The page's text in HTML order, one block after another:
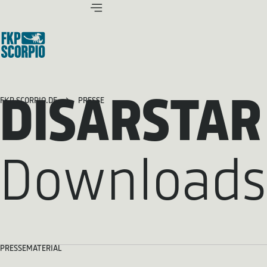
FKP SCORPIO.DE PRESSE
DISARSTAR
Downloads
PRESSEMATERIAL